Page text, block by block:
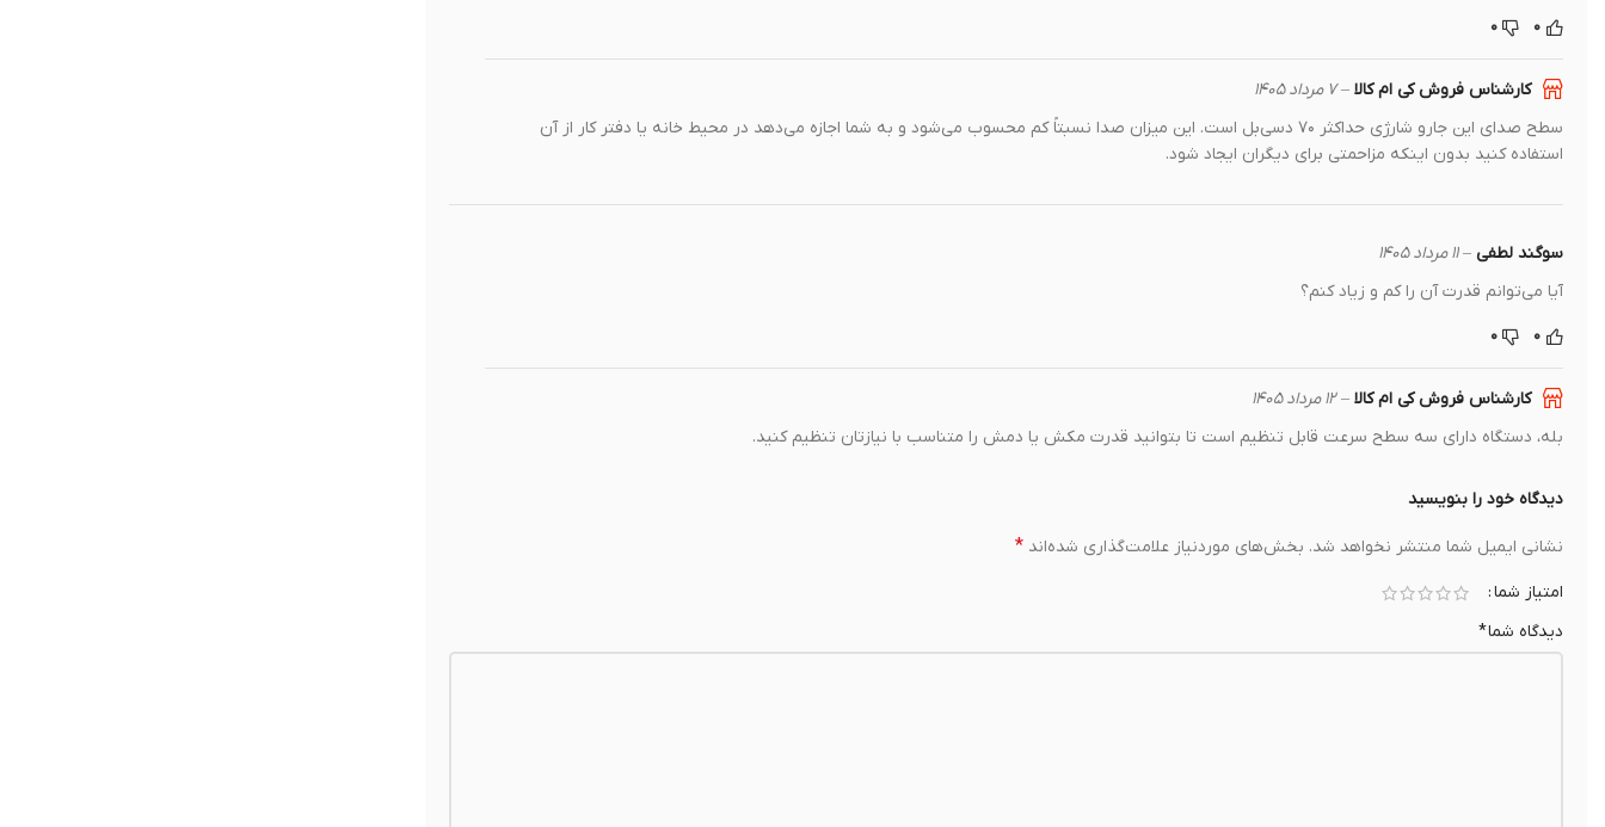
۰
۰
کارشناس فروش کی ام کالا – ۷ مرداد ۱۴۰۵
سطح صدای این جارو شارژی حداکثر ۷۰ دسی‌بل است. این میزان صدا نسبتاً کم محسوب می‌شود و به شما اجازه می‌دهد در محیط خانه یا دفتر کار از آن
استفاده کنید بدون اینکه مزاحمتی برای دیگران ایجاد شود.
سوگند لطفی – ۱۱ مرداد ۱۴۰۵
آیا می‌توانم قدرت آن را کم و زیاد کنم؟
۰
۰
کارشناس فروش کی ام کالا – ۱۲ مرداد ۱۴۰۵
بله، دستگاه دارای سه سطح سرعت قابل تنظیم است تا بتوانید قدرت مکش یا دمش را متناسب با نیازتان تنظیم کنید.
دیدگاه خود را بنویسید
نشانی ایمیل شما منتشر نخواهد شد. بخش‌های موردنیاز علامت‌گذاری شده‌اند *
امتیاز شما
دیدگاه شما*